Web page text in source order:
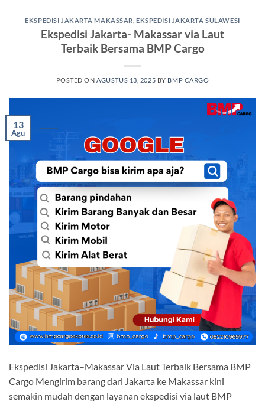
EKSPEDISI JAKARTA MAKASSAR ,EKSPEDISI JAKARTA SULAWESI
Ekspedisi Jakarta- Makassar via Laut
Terbaik Bersama BMP Cargo
POSTED ONAGUSTUS 13, 2025 BY BMP CARGO
13
Agu
Ekspedisi Jakarta–Makassar Via Laut Terbaik Bersama BMP
Cargo Mengirim barang dari Jakarta ke Makassar kini
semakin mudah dengan layanan ekspedisi via laut BMP